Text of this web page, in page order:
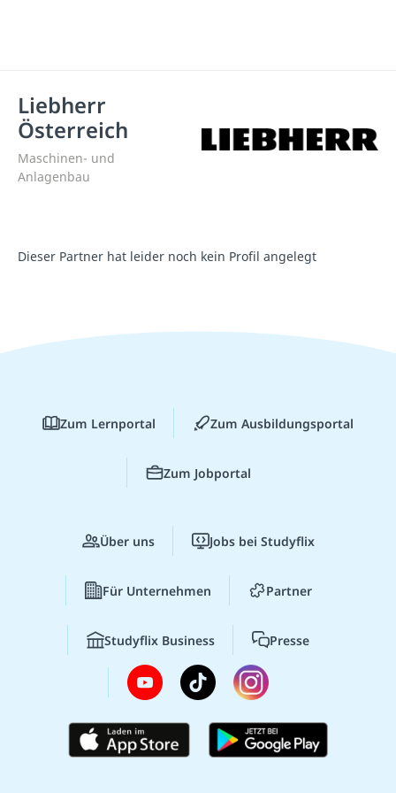
Liebherr
Österreich
Maschinen- und
Anlagenbau
Dieser Partner hat leider noch kein Profil angelegt
Zum Lernportal Zum Ausbildungsportal
Zum Jobportal
Über uns Jobs bei Studyflix
Für Unternehmen Partner
Studyflix Business Presse